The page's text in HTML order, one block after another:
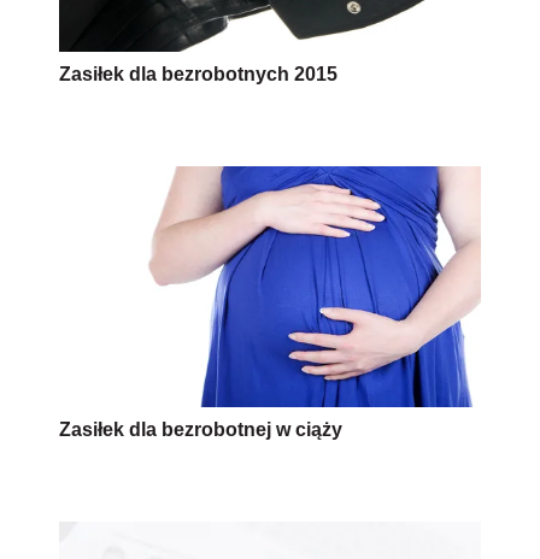
Zasiłek dla bezrobotnych 2015
Zasiłek dla bezrobotnej w ciąży